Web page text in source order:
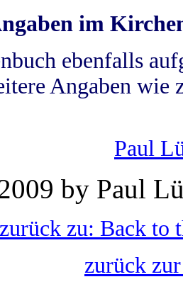
im
ebenfalls
Angaben wie
Paul
by Paul
zurück zu: Back to
zurück